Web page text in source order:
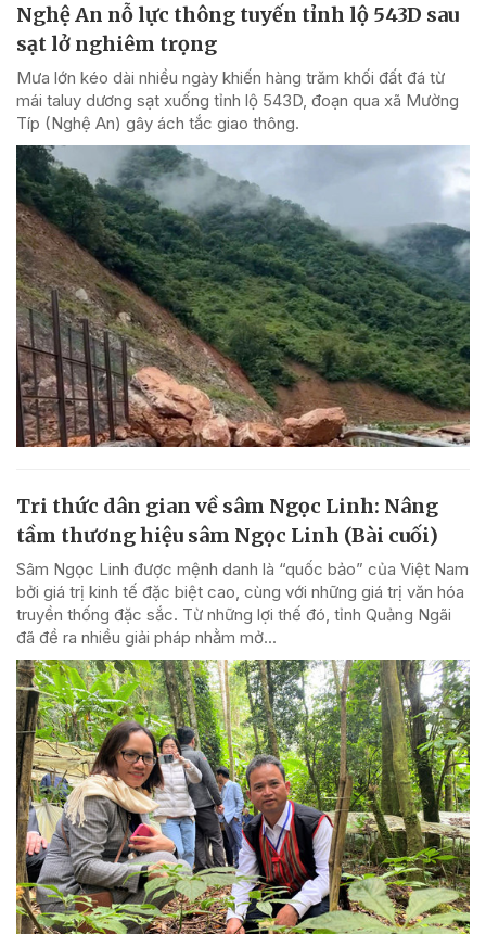
Nghệ An nỗ lực thông tuyến tỉnh lộ 543D sau
sạt lở nghiêm trọng
Mưa lớn kéo dài nhiều ngày khiến hàng trăm khối đất đá từ
mái taluy dương sạt xuống tỉnh lộ 543D, đoạn qua xã Mường
Típ (Nghệ An) gây ách tắc giao thông.
Tri thức dân gian về sâm Ngọc Linh: Nâng
tầm thương hiệu sâm Ngọc Linh (Bài cuối)
Sâm Ngọc Linh được mệnh danh là “quốc bảo” của Việt Nam
bởi giá trị kinh tế đặc biệt cao, cùng với những giá trị văn hóa
truyền thống đặc sắc. Từ những lợi thế đó, tỉnh Quảng Ngãi
đã đề ra nhiều giải pháp nhằm mở...